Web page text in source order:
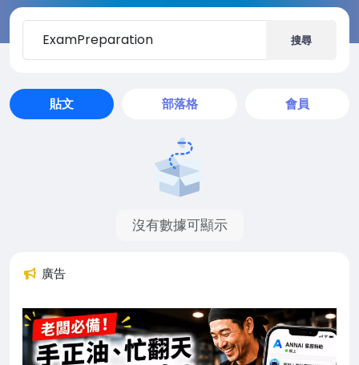
搜尋
貼文 部落格 會員
沒有數據可顯示
廣告